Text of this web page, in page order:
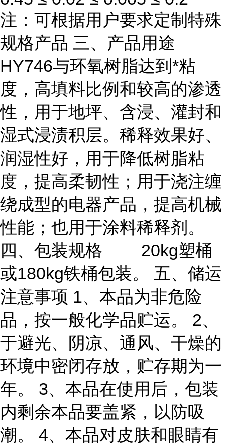
注：可根据用户要求定制特殊
规格产品 三、产品用途
HY746与环氧树脂达到*粘
度，高填料比例和较高的渗透
性，用于地坪、含浸、灌封和
湿式浸渍积层。稀释效果好、
润湿性好，用于降低树脂粘
度，提高柔韧性；用于浇注缠
绕成型的电器产品，提高机械
性能；也用于涂料稀释剂。
四、包装规格 20kg塑桶
或180kg铁桶包装。 五、储运
注意事项 1、本品为非危险
品，按一般化学品贮运。 2、
于避光、阴凉、通风、干燥的
环境中密闭存放，贮存期为一
年。 3、本品在使用后，包装
内剩余本品要盖紧，以防吸
潮。 4、本品对皮肤和眼睛有